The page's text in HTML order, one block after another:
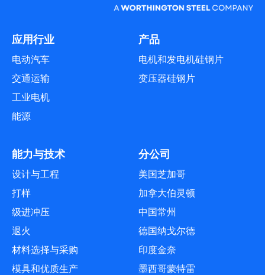
应用行业
电动汽车
交通运输
工业电机
能源
产品
电机和发电机硅钢片
变压器硅钢片
能力与技术
设计与工程
打样
级进冲压
退火
材料选择与采购
模具和优质生产
分公司
美国芝加哥
加拿大伯灵顿
中国常州
德国纳戈尔德
印度金奈
墨西哥蒙特雷